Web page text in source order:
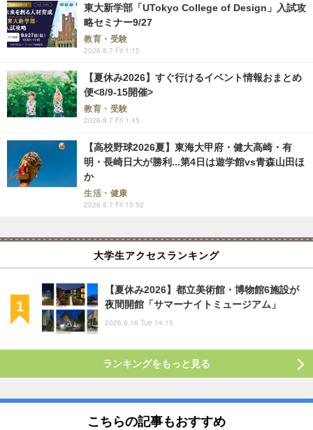
東大新学部「UTokyo College of Design」入試攻
略セミナー9/27
教育・受験
2026.8.7 Fri 1:15
【夏休み2026】すぐ行けるイベント情報おまとめ
便<8/9-15開催>
教育・受験
2026.8.7 Fri 1:45
【高校野球2026夏】東海大甲府・健大高崎・有
明・長崎日大が勝利...第4日は遊学館vs青森山田ほ
か
生活・健康
2026.8.7 Fri 15:52
大学生アクセスランキング
【夏休み2026】都立美術館・博物館6施設が
夜間開館「サマーナイトミュージアム」
2026.6.16 Tue 14:15
ランキングをもっと見る
こちらの記事もおすすめ